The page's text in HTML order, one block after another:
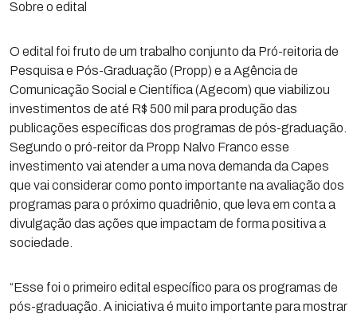
Sobre o edital
O edital foi fruto de um trabalho conjunto da Pró-reitoria de
Pesquisa e Pós-Graduação (Propp) e a Agência de
Comunicação Social e Científica (Agecom) que viabilizou
investimentos de até R$ 500 mil para produção das
publicações específicas dos programas de pós-graduação.
Segundo o pró-reitor da Propp Nalvo Franco esse
investimento vai atender a uma nova demanda da Capes
que vai considerar como ponto importante na avaliação dos
programas para o próximo quadriênio, que leva em conta a
divulgação das ações que impactam de forma positiva a
sociedade.
“Esse foi o primeiro edital específico para os programas de
pós-graduação. A iniciativa é muito importante para mostrar